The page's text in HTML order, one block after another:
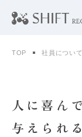
TOP 社員につい
人に喜ん
与えられ